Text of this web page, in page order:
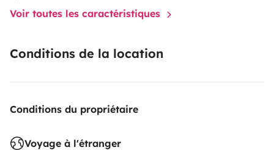
Voir toutes les caractéristiques
Conditions de la location
Conditions du propriétaire
Voyage à l'étranger